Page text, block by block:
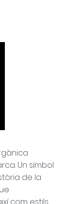
Un símbol
de la